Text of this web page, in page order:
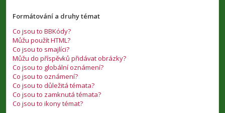
Formátování a druhy témat
Co jsou to BBKódy?
Můžu použít HTML?
Co jsou to smajlíci?
Můžu do příspěvků přidávat obrázky?
Co jsou to globální oznámení?
Co jsou to oznámení?
Co jsou to důležitá témata?
Co jsou to zamknutá témata?
Co jsou to ikony témat?